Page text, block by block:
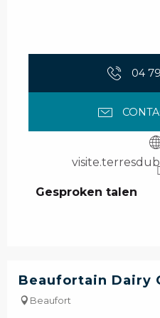
04
Gesproken talen
Gesproken talen
Beaufortain Dairy
Beaufort